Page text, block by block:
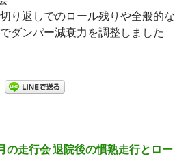
り返しでのロール残りや全般的な
ダンパー減衰力を調整しました
の走行会 ダンパー減衰力調整&ジオ
の走行会 退院後の慣熟走行とロー